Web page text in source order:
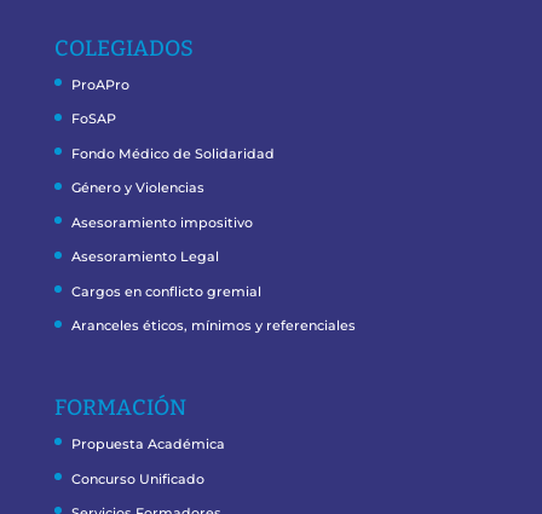
COLEGIADOS
ProAPro
FoSAP
Fondo Médico de Solidaridad
Género y Violencias
Asesoramiento impositivo
Asesoramiento Legal
Cargos en conflicto gremial
Aranceles éticos, mínimos y referenciales
FORMACIÓN
Propuesta Académica
Concurso Unificado